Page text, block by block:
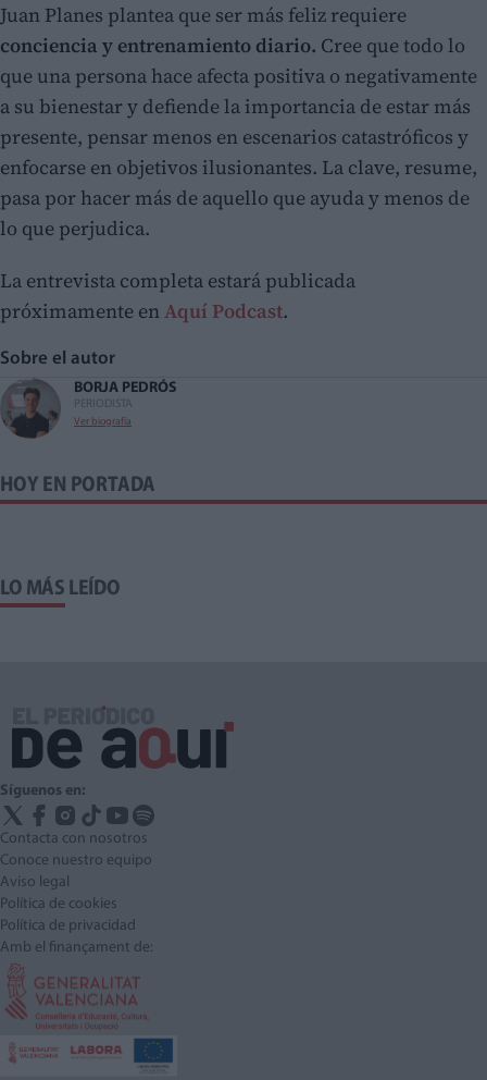
Juan Planes plantea que ser más feliz requiere
conciencia y entrenamiento diario. Cree que todo lo
que una persona hace afecta positiva o negativamente
a su bienestar y defiende la importancia de estar más
presente, pensar menos en escenarios catastróficos y
enfocarse en objetivos ilusionantes. La clave, resume,
pasa por hacer más de aquello que ayuda y menos de
lo que perjudica.
La entrevista completa estará publicada
próximamente enAquí Podcast.
Sobre el autor
BORJA PEDRÓS
PERIODISTA
Ver biografía
HOY EN PORTADA
LO MÁS LEÍDO
Síguenos en:
Contacta con nosotros
Conoce nuestro equipo
Aviso legal
Política de cookies
Política de privacidad
Amb el finançament de: